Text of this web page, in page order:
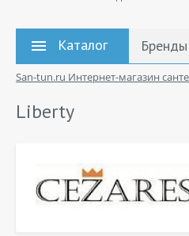
Каталог Бренды
San-tun.ru Интернет-магазин
Liberty